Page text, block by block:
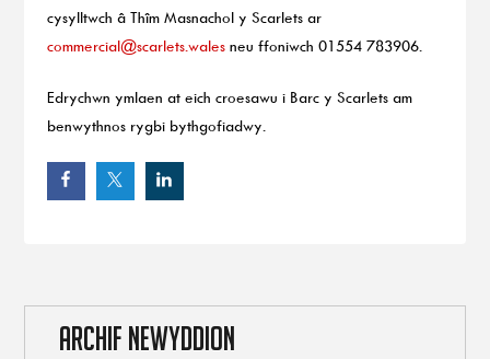
cysylltwch â Thîm Masnachol y Scarlets ar
commercial@scarlets.walesneu ffoniwch 01554 783906.
Edrychwn ymlaen at eich croesawu i Barc y Scarlets am
benwythnos rygbi bythgofiadwy.
ARCHIF NEWYDDION